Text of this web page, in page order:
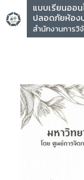
แบบเรียนออน
ปลอดภัยห้อง
สำนักงานการวิ